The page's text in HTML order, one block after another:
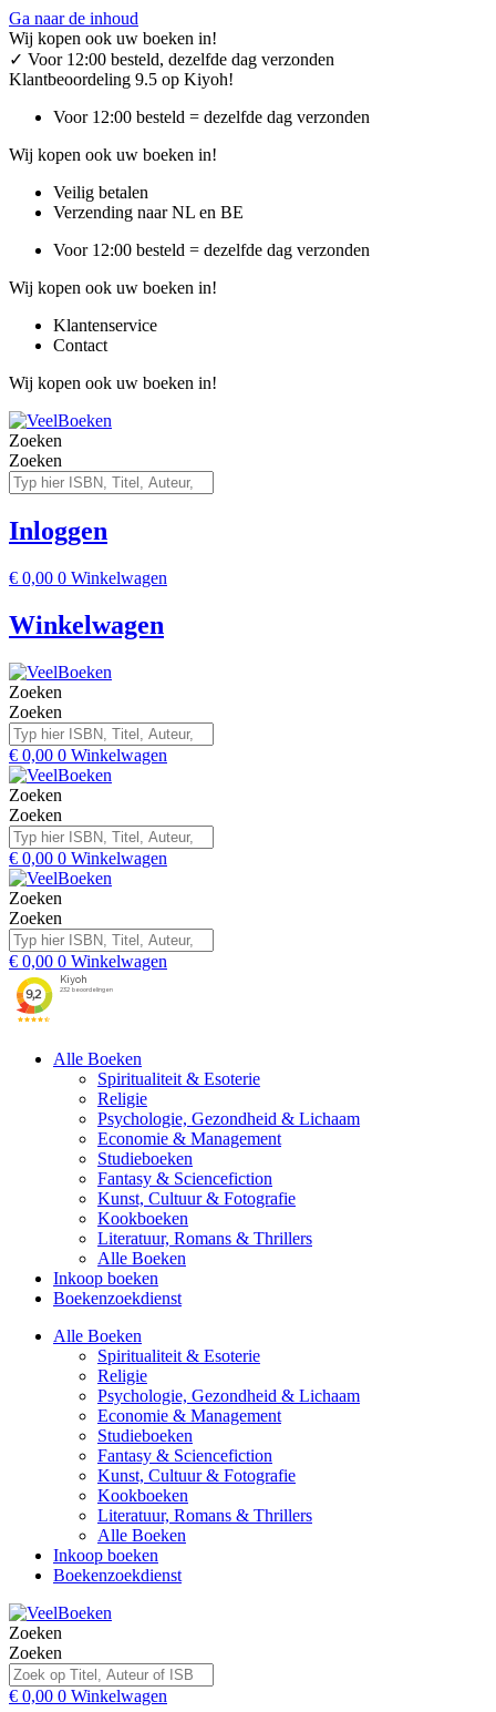
Ga naar de inhoud
Wij kopen ook uw boeken in!
✓ Voor 12:00 besteld, dezelfde dag verzonden
Klantbeoordeling 9.5 op Kiyoh!
Voor 12:00 besteld = dezelfde dag verzonden
Wij kopen ook uw boeken in!
Veilig betalen
Verzending naar NL en BE
Voor 12:00 besteld = dezelfde dag verzonden
Wij kopen ook uw boeken in!
Klantenservice
Contact
Wij kopen ook uw boeken in!
Zoeken
Zoeken
Inloggen
€ 0,00 0 Winkelwagen
Winkelwagen
Zoeken
Zoeken
€ 0,00 0 Winkelwagen
Zoeken
Zoeken
€ 0,00 0 Winkelwagen
Zoeken
Zoeken
€ 0,00 0 Winkelwagen
Alle Boeken
Spiritualiteit & Esoterie
Religie
Psychologie, Gezondheid & Lichaam
Economie & Management
Studieboeken
Fantasy & Sciencefiction
Kunst, Cultuur & Fotografie
Kookboeken
Literatuur, Romans & Thrillers
Alle Boeken
Inkoop boeken
Boekenzoekdienst
Alle Boeken
Spiritualiteit & Esoterie
Religie
Psychologie, Gezondheid & Lichaam
Economie & Management
Studieboeken
Fantasy & Sciencefiction
Kunst, Cultuur & Fotografie
Kookboeken
Literatuur, Romans & Thrillers
Alle Boeken
Inkoop boeken
Boekenzoekdienst
Zoeken
Zoeken
€ 0,00 0 Winkelwagen